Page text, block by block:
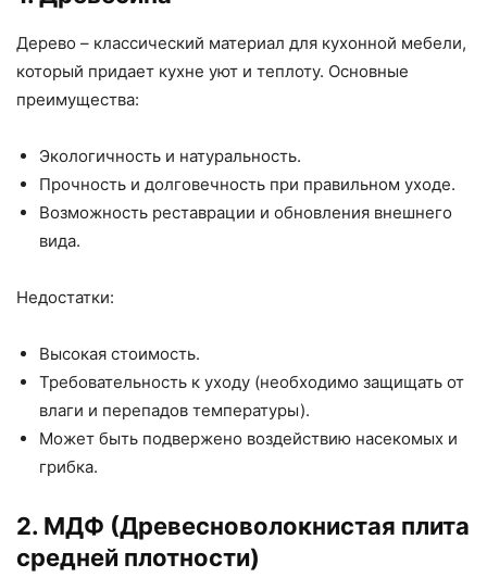
Дерево – классический материал для кухонной мебели,
который придает кухне уют и теплоту. Основные
преимущества:
Экологичность и натуральность.
Прочность и долговечность при правильном уходе.
Возможность реставрации и обновления внешнего
вида.
Недостатки:
Высокая стоимость.
Требовательность к уходу (необходимо защищать от
влаги и перепадов температуры).
Может быть подвержено воздействию насекомых и
грибка.
2. МДФ (Древесноволокнистая плита
средней плотности)